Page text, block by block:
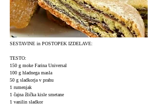
SESTAVINE in POSTOPEK IZDELAVE:
TESTO:
150 g moke Farina Universal
100 g hladnega masla
50 g sladkorja v prahu
1 rumenjak
1 čajna žlička kisle smetane
1 vanilin sladkor